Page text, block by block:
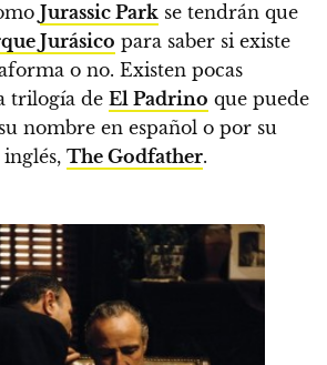
Jurassic Park se tendrán que
Jurásico para saber si existe
o no. Existen pocas
trilogía de El Padrino que puede
nombre en español o por su
The Godfather.